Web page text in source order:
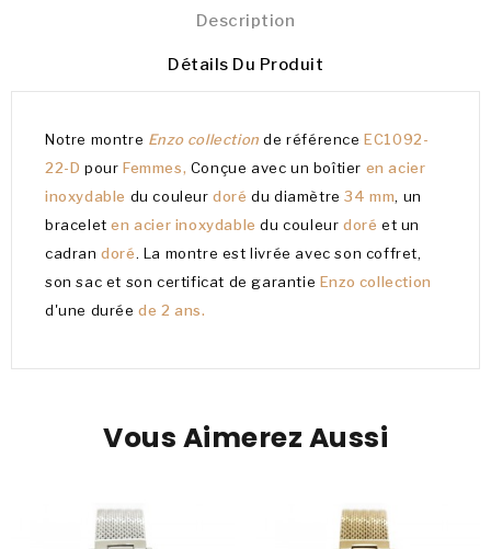
Description
Détails Du Produit
Notre montre Enzo collection de référenceEC1092-
22-D pourFemmes, Conçue avec un boîtier en acier
inoxydable du couleurdorédu diamètre34 mm, un
braceleten acier inoxydabledu couleurdoréet un
cadran doré. La montre est livrée avec son coffret,
son sac et son certificat de garantie Enzo collection
d'une duréede 2 ans.
Vous Aimerez Aussi